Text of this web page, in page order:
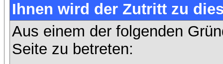
Ihnen wird der Zutritt zu
Aus einem der folgenden
Seite zu betreten: